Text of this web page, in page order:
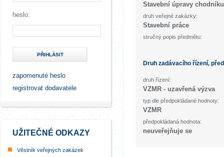
heslo:
PŘIHLÁSIT
zapomenuté heslo
registrovat dodavatele
UŽITEČNÉ ODKAZY
Věstník veřejných zakázek
Stavební úpravy
druh veřejné zakázky:
Stavební práce
stručný popis předmětu:
Druh zadávacího řízení,
druh řízení:
VZMR - uzavřená výzva
typ dle předpokládané hodnoty:
VZMR
předpokládaná hodnota:
neuveřejňuje se